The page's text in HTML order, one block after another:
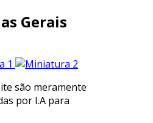
Gerais
são meramente
por I.A para